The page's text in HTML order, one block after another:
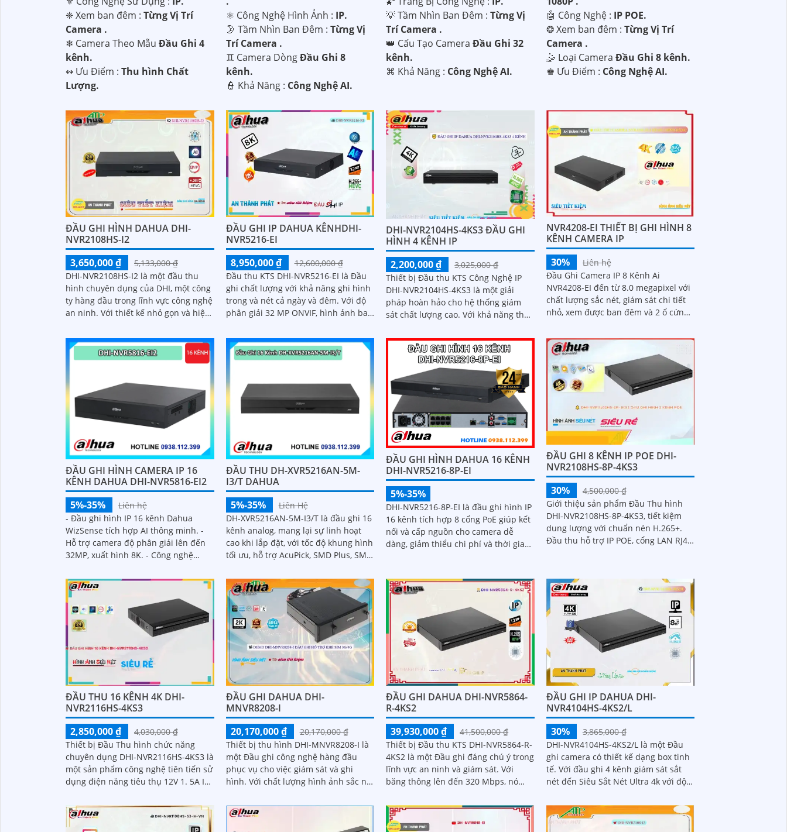
❈ Xem ban đêm : Từng Vị Trí
Camera .
❄ Camera Theo Mẫu Đầu Ghi 4
kênh.
️↭ Ưu Điểm : Thu hình Chất
Lượng.
⚛️ Công Nghệ Hình Ảnh : IP.
🌛 Tầm Nhìn Ban Đêm : Từng Vị
Trí Camera .
♊ Camera DòngĐầu Ghi 8
kênh.
️👮 Khả Năng : Công Nghệ AI.
💡 Tầm Nhìn Ban Đêm :Từng Vị
Trí Camera .
👑 Cấu Tạo CameraĐầu Ghi 32
kênh.
️⌘ Khả Năng : Công Nghệ AI.
🤖️ Công Nghệ : IP POE.
❂ Xem ban đêm : Từng Vị Trí
Camera .
🤹 Loại Camera Đầu Ghi 8 kênh.
️♚ Ưu Điểm : Công Nghệ AI.
ĐẦU GHI HÌNH DAHUA DHI-
NVR2108HS-I2
3,650,000 ₫
5,133,000 ₫
DHI-NVR2108HS-I2 là một đầu thu
hình chuyên dụng của DHI, một công
ty hàng đầu trong lĩnh vực công nghệ
an ninh. Với thiết kế nhỏ gọn và hiệu
lựa chọn lý tưởng cho việc giám sát
và ghi hình chất lượng cao
ĐẦU GHI IP DAHUA KÊNHDHI-
NVR5216-EI
8,950,000 ₫
12,600,000 ₫
Đầu thu KTS DHI-NVR5216-EI là Đầu
ghi chất lượng với khả năng ghi hình
trong và nét cả ngày và đêm. Với độ
phân giải 32 MP ONVIF, hình ảnh ban
DHI-NVR2104HS-4KS3 ĐẦU GHI
HÌNH 4 KÊNH IP
2,200,000 ₫
3,025,000 ₫
Thiết bị Đầu thu KTS Công Nghệ IP
DHI-NVR2104HS-4KS3 là một giải
pháp hoàn hảo cho hệ thống giám
sát chất lượng cao. Với khả năng thu
cung...
NVR4208-EI THIẾT BỊ GHI HÌNH 8
KÊNH CAMERA IP
30%
Liên hệ
Đầu Ghi Camera IP 8 Kênh Ai
NVR4208-EI đến từ 8.0 megapixel với
chất lượng sắc nét, giám sát chi tiết
nhỏ, xem được ban đêm và 2 ổ cứng.
nghệ IP...
ĐẦU GHI HÌNH CAMERA IP 16
KÊNH DAHUA DHI-NVR5816-EI2
5%-35%
Liên hệ
- Đầu ghi hình IP 16 kênh Dahua
WizSense tích hợp AI thông minh. -
Hỗ trợ camera độ phân giải lên đến
32MP, xuất hình 8K. - Công nghệ
chính xác
ĐẦU THU DH-XVR5216AN-5M-
I3/T DAHUA
5%-35%
Liên Hệ
DH-XVR5216AN-5M-I3/T là đầu ghi 16
kênh analog, mang lại sự linh hoạt
cao khi lắp đặt, với tốc độ khung hình
tối ưu, hỗ trợ AcuPick, SMD Plus, SMD
đến 24 kênh, đầu ghi có thể lắp 2 ổ
cứng 16 TB, chuẩn nén AI-Coding và
H
ĐẦU GHI HÌNH DAHUA 16 KÊNH
DHI-NVR5216-8P-EI
5%-35%
DHI-NVR5216-8P-EI là đầu ghi hình IP
16 kênh tích hợp 8 cổng PoE giúp kết
nối và cấp nguồn cho camera dễ
dàng, giảm thiểu chi phí và thời gian
camera độ phân giải 32MP, đầu ghi
mang đến chất lượng hình ảnh siêu
nét và khả năng lưu trữ vượt trội hiệu
suất mạnh mẽ, tính năng linh hoạt và
mức giá cạnh tranh
ĐẦU GHI 8 KÊNH IP POE DHI-
NVR2108HS-8P-4KS3
30%
4,500,000 ₫
Giới thiệu sản phẩm Đầu Thu hình
DHI-NVR2108HS-8P-4KS3, tiết kiệm
dung lượng với chuẩn nén H.265+.
Đầu thu hỗ trợ IP POE, cổng LAN RJ45
ĐẦU THU 16 KÊNH 4K DHI-
NVR2116HS-4KS3
2,850,000 ₫
4,030,000 ₫
Thiết bị Đầu Thu hình chức năng
chuyên dụng DHI-NVR2116HS-4KS3 là
một sản phẩm công nghệ tiên tiến sử
dụng điện năng tiêu thụ 12V 1. 5A IP.
ĐẦU GHI DAHUA DHI-
MNVR8208-I
20,170,000 ₫
20,170,000 ₫
Thiết bị thu hình DHI-MNVR8208-I là
một Đầu ghi công nghệ hàng đầu
phục vụ cho việc giám sát và ghi
hình. Với chất lượng hình ảnh sắc nét
giúp...
ĐẦU GHI DAHUA DHI-NVR5864-
R-4KS2
39,930,000 ₫
41,500,000 ₫
Thiết bị Đầu thu KTS DHI-NVR5864-R-
4KS2 là một Đầu ghi đáng chú ý trong
lĩnh vực an ninh và giám sát. Với
băng thông lên đến 320 Mbps, nó
một cách rõ ràng và chi tiết hơn bao
giờ hết
ĐẦU GHI IP DAHUA DHI-
NVR4104HS-4KS2/L
30%
3,865,000 ₫
DHI-NVR4104HS-4KS2/L là một Đầu
ghi camera có thiết kế dạng box tinh
tế. Với đầu ghi 4 kênh giám sát sắt
nét đến Siêu Sắt Nét Ultra 4k với độ
tốt nhu cầu giám sát của bạn